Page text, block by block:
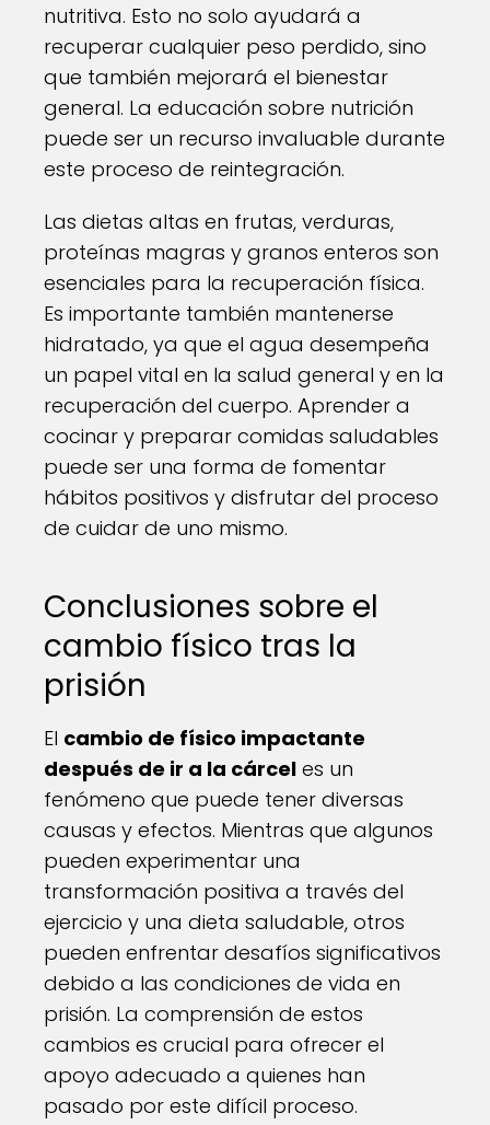
nutritiva. Esto no solo ayudará a
recuperar cualquier peso perdido, sino
que también mejorará el bienestar
general. La educación sobre nutrición
puede ser un recurso invaluable durante
este proceso de reintegración.
Las dietas altas en frutas, verduras,
proteínas magras y granos enteros son
esenciales para la recuperación física.
Es importante también mantenerse
hidratado, ya que el agua desempeña
un papel vital en la salud general y en la
recuperación del cuerpo. Aprender a
cocinar y preparar comidas saludables
puede ser una forma de fomentar
hábitos positivos y disfrutar del proceso
de cuidar de uno mismo.
Conclusiones sobre el
cambio físico tras la
prisión
El cambio de físico impactante
después de ir a la cárcel es un
fenómeno que puede tener diversas
causas y efectos. Mientras que algunos
pueden experimentar una
transformación positiva a través del
ejercicio y una dieta saludable, otros
pueden enfrentar desafíos significativos
debido a las condiciones de vida en
prisión. La comprensión de estos
cambios es crucial para ofrecer el
apoyo adecuado a quienes han
pasado por este difícil proceso.